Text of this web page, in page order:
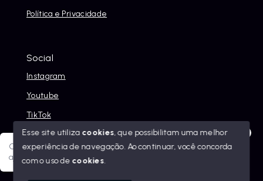
Olá! Sua jornada ao novo imóvel começa aqui. Como posso
ajudar?
Política e Privacidade
Social
Instagram
Youtube
TikTok
© Copyright 2026 - Alexandre Abreu Imóveis - Todos os
Esse site utiliza cookies, que possibilitam uma melhor
experiência de navegação.Ao continuar, você concorda
com o uso de cookies.